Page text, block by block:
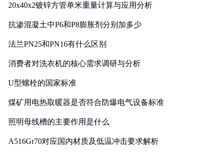
20x40x2镀锌方管单米重量计算与应用分析
抗渗混凝土中P6和P8膨胀剂分别加多少
法兰PN25和PN16有什么区别
消费者对洗衣机的核心需求调研与分析
U型螺栓的国家标准
煤矿用电热取暖器是否符合防爆电气设备标准
照明母线槽的主要作用是什么
A516Gr70对应国内材质及低温冲击要求解析